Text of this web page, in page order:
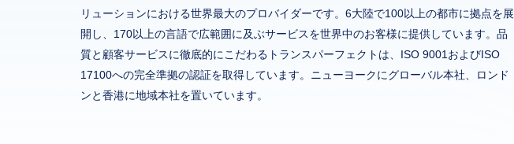
リューションにおける世界最大のプロバイダーです。6大陸で100以上の都市に拠点を展
開し、170以上の言語で広範囲に及ぶサービスを世界中のお客様に提供しています。品
質と顧客サービスに徹底的にこだわるトランスパーフェクトは、ISO 9001およびISO
17100への完全準拠の認証を取得しています。ニューヨークにグローバル本社、ロンド
ンと香港に地域本社を置いています。